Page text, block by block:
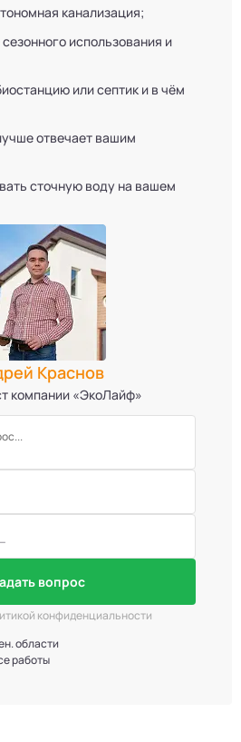
канализация;
использования и
или септик и в чём
отвечает вашим
сточную воду на вашем
Краснов
компании «ЭкоЛайф»
вопрос
конфиденциальности
области
работы